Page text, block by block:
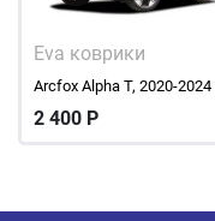
Eva коврики
Arcfox Alpha T, 2020-2024
2 400 Р